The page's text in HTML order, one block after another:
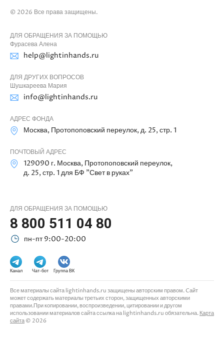
© 2026 Все права защищены.
ДЛЯ ОБРАЩЕНИЯ ЗА ПОМОЩЬЮ
Фурасева Алена
help@lightinhands.ru
ДЛЯ ДРУГИХ ВОПРОСОВ
Шушкареева Мария
info@lightinhands.ru
АДРЕС ФОНДА
Москва, Протопоповский переулок, д. 25, стр. 1
ПОЧТОВЫЙ АДРЕС
129090 г. Москва, Протопоповский переулок,
д. 25, стр. 1 для БФ "Свет в руках"
ДЛЯ ОБРАЩЕНИЯ ЗА ПОМОЩЬЮ
8 800 511 04 80
пн-пт 9:00-20:00
Канал Чат-бот Группа ВК
Все материалы сайта lightinhands.ru защищены авторским правом. Cайт
может содержать материалы третьих сторон, защищенных авторскими
правами.При копировании, воспроизведении, цитировании и другом
использовании материалов сайта ссылка на lightinhands.ru обязательна. Карта
сайта © 2026